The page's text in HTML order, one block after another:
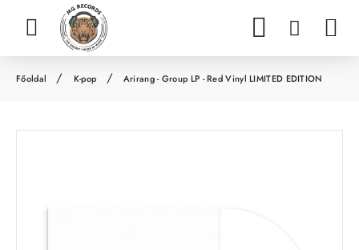
K-pop Arirang - Group LP - Red Vinyl LIMITED EDITION